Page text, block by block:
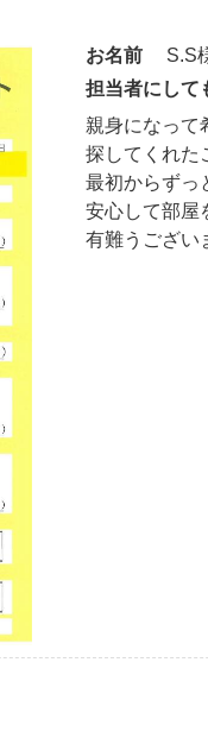
お名前
S.S
担当者にして
親身になって
探してくれた
最初からずっ
安心して部屋
有難うござい